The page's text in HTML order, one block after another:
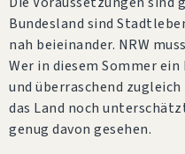
Bundesland sind
nah beieinander. NRW
Wer in diesem Sommer
und überraschend
das Land noch
genug davon gesehen.